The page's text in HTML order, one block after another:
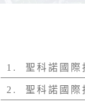
1. 聖科諾國際
2. 聖科諾國際